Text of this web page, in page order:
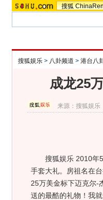
搜狐
搜狐娱乐 > 八卦频道 > 港台八
成龙25
来源：搜狐娱乐
搜狐娱乐 2010年5
手套大礼。房祖名在
25万美金标下迈克尔-
送的最酷的礼物！我